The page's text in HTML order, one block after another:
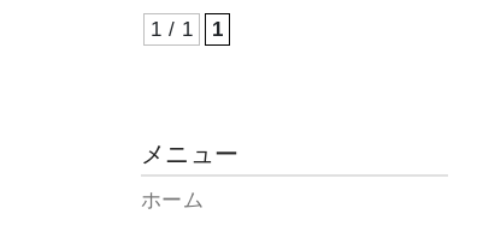
1 / 1 1
メニュー
ホーム